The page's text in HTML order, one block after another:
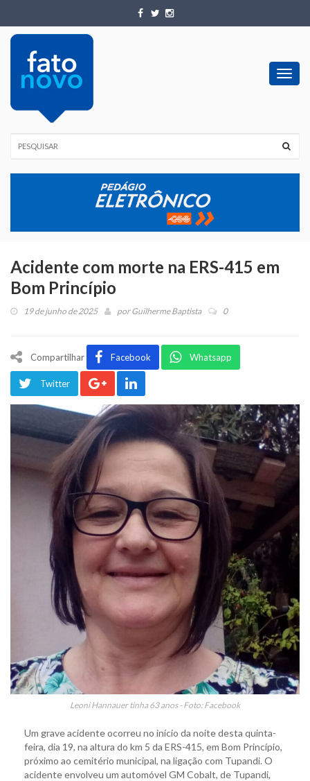
Acidente com morte na ERS-415 em
Bom Princípio
19 de junho de 2025 porGuilherme Baptista 0
Compartilhar Facebook Whatsapp
Twitter
Leoni Hannauer tinha 63 anos - Foto: Facebook
Um grave acidente ocorreu no início da noite desta quinta-
feira, dia 19, na altura do km 5 da ERS-415, em Bom Princípio,
próximo ao cemitério municipal, na ligação com Tupandi. O
acidente envolveu um automóvel GM Cobalt, de Tupandi,